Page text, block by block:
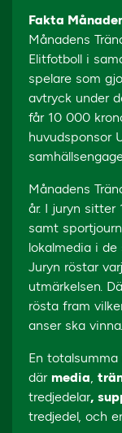
Fakta
Månadens
Elitfotboll i
spelare som
avtryck under
får 10 000
huvudsponsor
Månadens
år. I juryn sitter
samt
lokalmedia i de
Juryn röstar
utmärkelsen.
rösta fram
anser ska vinna.
En totalsumma
där media,
tredjedelar,
tredjedel, och